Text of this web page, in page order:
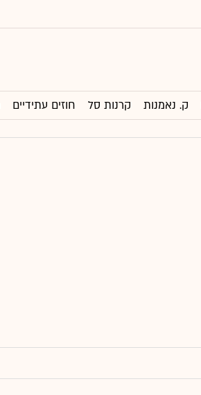
ק. נאמנות קרנות סל חוזים עתידיים